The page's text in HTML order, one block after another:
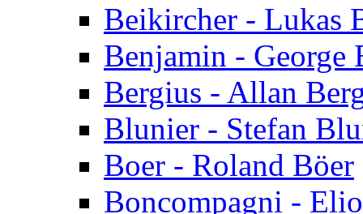
Beikircher - Lukas
Benjamin - George
Bergius - Allan
Blunier - Stefan
Boer - Roland Böer
Boncompagni -